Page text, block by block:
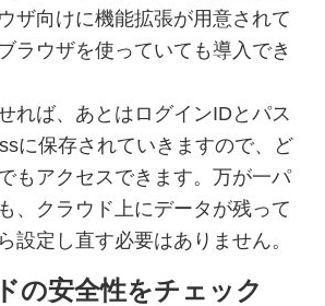
ザ向けに機能拡張が用意されて
ラウザを使っていても導入でき
れば、あとはログインIDとパス
に保存されていきますので、ど
もアクセスできます。万が一パ
、クラウド上にデータが残って
設定し直す必要はありません。
の安全性をチェック